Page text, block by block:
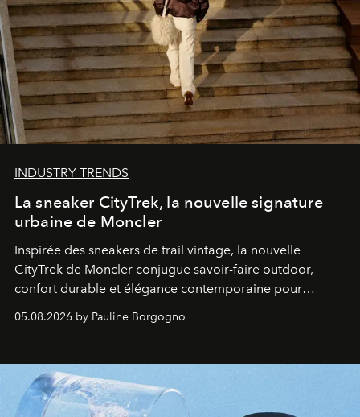
INDUSTRY TRENDS
La sneaker CityTrek, la nouvelle signature
urbaine de Moncler
Inspirée des sneakers de trail vintage, la nouvelle
CityTrek de Moncler conjugue savoir-faire outdoor,
confort durable et élégance contemporaine pour
accompagner les explorations du quotidien.
05.08.2026 by Pauline Borgogno